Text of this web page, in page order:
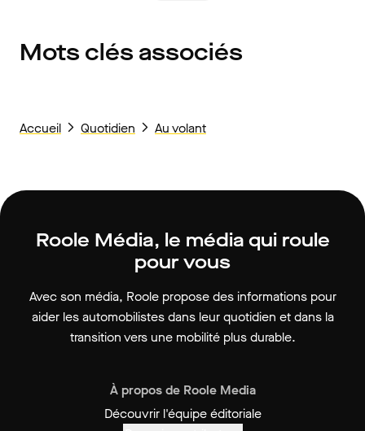
Mots clés associés
Accueil Quotidien Au volant
Roole Média, le média qui roule
pour vous
Avec son média, Roole propose des informations pour
aider les automobilistes dans leur quotidien et dans la
transition vers une mobilité plus durable.
À propos de Roole Media
Découvrir l'équipe éditoriale